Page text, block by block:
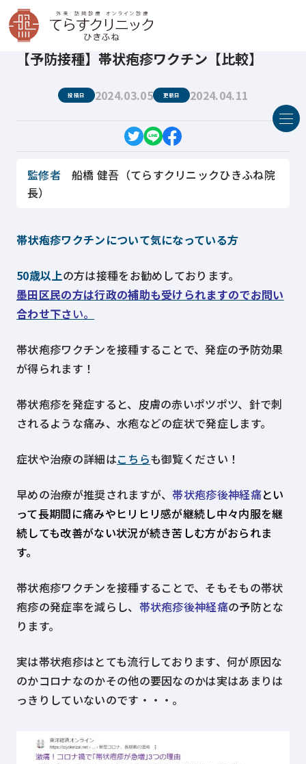
てらすクリニックひきふね 医療コラム 【予防接種】帯状疱疹ワクチン【比較】
【予防接種】帯状疱疹ワクチン【比較】
投稿日 2024.03.05 更新日 2024.04.11
監修者
船橋 健吾（てらすクリニックひきふね院
長）
帯状疱疹ワクチンについて気になっている方
50歳以上の方は接種をお勧めしております。
墨田区民の方は行政の補助も受けられますのでお問い
合わせ下さい。
帯状疱疹ワクチンを接種することで、発症の予防効果
が得られます！
帯状疱疹を発症すると、皮膚の赤いポツポツ、針で刺
されるような痛み、水疱などの症状で発症します。
症状や治療の詳細はこちらも御覧ください！
早めの治療が推奨されますが、帯状疱疹後神経痛とい
って長期間に痛みやヒリヒリ感が継続し中々内服を継
続しても改善がない状況が続き苦しむ方がおられま
す。
帯状疱疹ワクチンを接種することで、そもそもの帯状
疱疹の発症率を減らし、 帯状疱疹後神経痛の予防とな
ります。
実は帯状疱疹はとても流行しております、何が原因な
のかコロナなのかその他の要因なのかは実はあまりは
っきりしていないのです・・・。